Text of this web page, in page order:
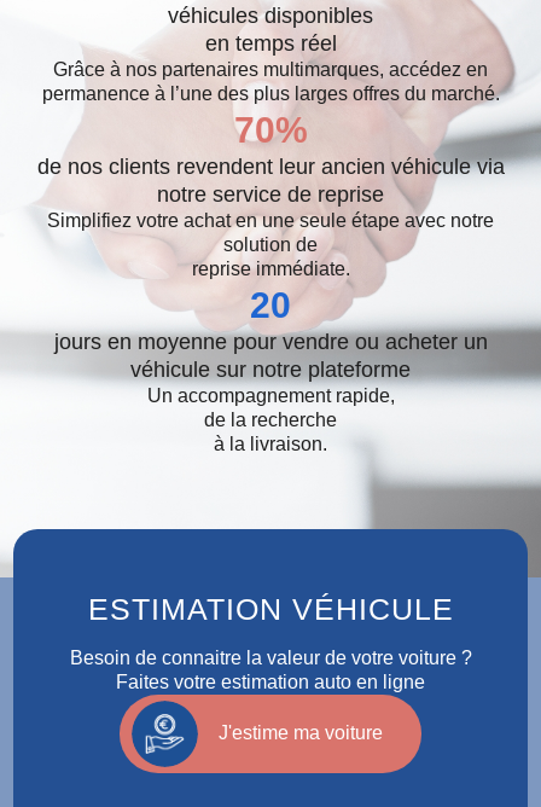
véhicules disponibles
en temps réel
Grâce à nos partenaires multimarques, accédez en
permanence à l’une des plus larges offres du marché.
70%
de nos clients revendent leur ancien véhicule via
notre service de reprise
Simplifiez votre achat en une seule étape avec notre
solution de
reprise immédiate.
20
jours en moyenne pour vendre ou acheter un
véhicule sur notre plateforme
Un accompagnement rapide,
de la recherche
à la livraison.
ESTIMATION VÉHICULE
Besoin de connaitre la valeur de votre voiture ?
Faites votre estimation auto en ligne
J'estime ma voiture